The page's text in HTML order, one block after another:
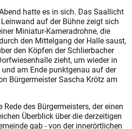
hatte es in sich. Das Saallicht
auf der Bühne zeigt sich
Miniatur-Kameradrohne, die
den Mittelgang der Halle saust,
den Köpfen der Schlier­bacher
zieht, um wieder in
am Ende punktgenau auf der
Bürgermeister Sascha Krötz am
des Bürgermeisters, der einen
Überblick über die derzeitigen
gab - von der innerörtlichen